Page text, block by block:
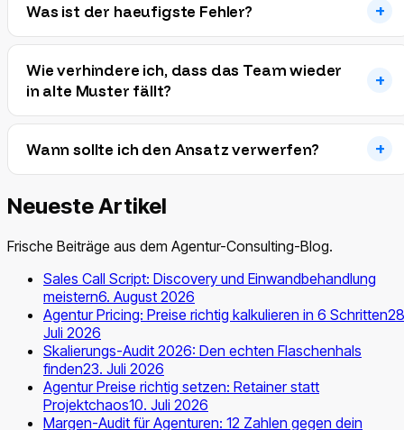
Was ist der haeufigste Fehler?
Wie verhindere ich, dass das Team wieder
in alte Muster fällt?
Wann sollte ich den Ansatz verwerfen?
Neueste Artikel
Frische Beiträge aus dem Agentur-Consulting-Blog.
Sales Call Script: Discovery und Einwandbehandlung
meistern6. August 2026
Agentur Pricing: Preise richtig kalkulieren in 6 Schritten
Juli 2026
Skalierungs-Audit 2026: Den echten Flaschenhals
finden23. Juli 2026
Agentur Preise richtig setzen: Retainer statt
Projektchaos10. Juli 2026
Margen-Audit für Agenturen: 12 Zahlen gegen dein